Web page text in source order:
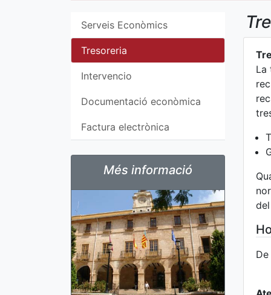
Serveis Econòmics
Tresoreria
Intervencio
Documentació econòmica
Factura electrònica
Més informació
La